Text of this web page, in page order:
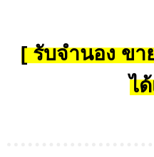
[ รับจำนอง ขา
ไ